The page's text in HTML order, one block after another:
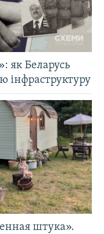
як Беларусь
інфраструктуру
штука».